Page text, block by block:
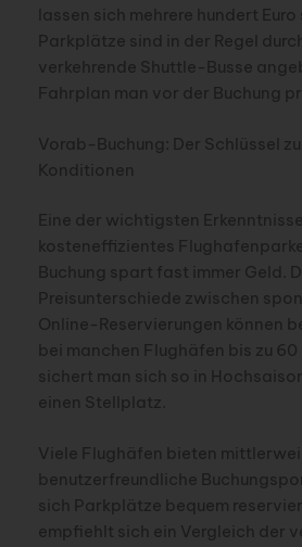
lassen sich mehrere hundert
Parkplätze sind in der Regel
verkehrende Shuttle-Busse
Fahrplan man vor der Buchung
Vorab-Buchung: Der Schlüssel
Konditionen
Eine der wichtigsten
kosteneffizientes
Buchung spart fast immer Geld.
Preisunterschiede zwischen
Online-Reservierungen können
bei manchen Flughäfen bis zu 60
sichert man sich so in
einen Stellplatz.
Viele Flughäfen bieten
benutzerfreundliche
sich Parkplätze bequem
empfiehlt sich ein Vergleich der